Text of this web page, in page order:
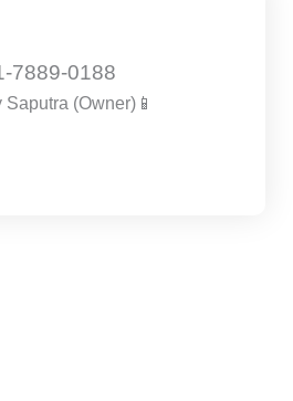
7889-0188
Saputra (Owner)📱